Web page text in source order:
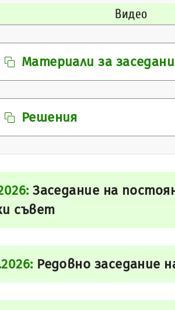
Видео
Материали за
Решения
Заседание на
съвет
Редовно заседание